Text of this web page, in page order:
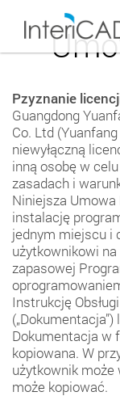
Pzyznanie
Guangdong
Co. Ltd
niewyłączną
inną osobę w
zasadach i
Niniejsza
instalację
jednym miejscu i
użytkownikowi
zapasowej
Instrukcję
Dokumentacja w
kopiowana. W
użytkownik może
może kopiować.